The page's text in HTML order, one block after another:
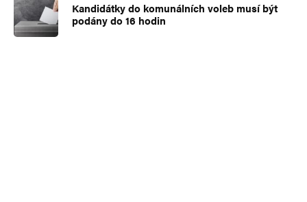
Kandidátky do komunálních voleb musí být
podány do 16 hodin